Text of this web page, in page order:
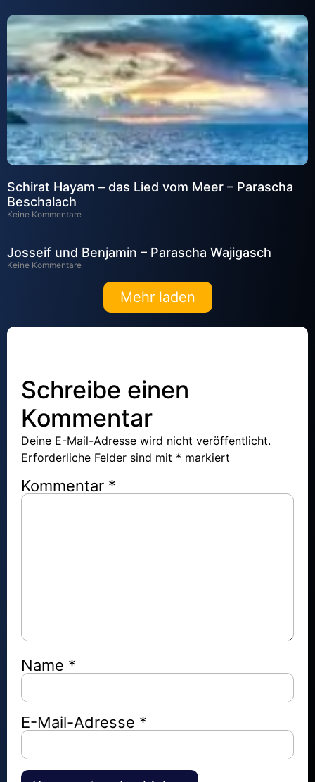
Schirat Hayam – das Lied vom Meer – Parascha
Beschalach
Keine Kommentare
Josseif und Benjamin – Parascha Wajigasch
Keine Kommentare
Mehr laden
Schreibe einen
Kommentar
Deine E-Mail-Adresse wird nicht veröffentlicht.
Erforderliche Felder sind mit * markiert
Kommentar *
Name *
E-Mail-Adresse *